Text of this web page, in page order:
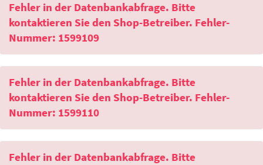
Fehler in der Datenbankabfrage. Bitte
kontaktieren Sie den Shop-Betreiber. Fehler-
Nummer: 1599109
Fehler in der Datenbankabfrage. Bitte
kontaktieren Sie den Shop-Betreiber. Fehler-
Nummer: 1599110
Fehler in der Datenbankabfrage. Bitte